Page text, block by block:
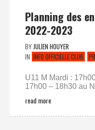
Planning des
2022-2023
BYJULIEN HOUYER
IN INFO OFFICIELLE CLUB
U11 M Mardi :
17h00 – 18h30 au
read more